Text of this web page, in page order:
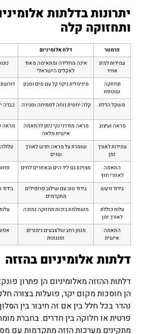
יתרונות בדלתות
ותחזוקה קלה
פרמטר דלת אלומיניום
עמידות למזג
אוויר
אינה מחלידה ומתאימה מאוד
לאקלים הישראלי
נוטה
תחזוקה
שוטפת
מינימלית ניקוי קל עם מים וסבון
דורשת
משקל הדלת
קלה יחסית נוחה לפתיחה וסגירה
כבדה יותר
מראה ועיצוב
מראה מודרני נקי ניתן להתאמה
אישית מלאה
מראה כבד
עמידות לאורך
שומרת על מראה חדש לאורך
שנים
עלולה
התאמה
לאזורי חוץ
מצוינת גם ליד הים ובאזורים לחים
פחות
בידוד ורעש
בידוד טוב עם שילוב פרופילים
מתקדמים
בידוד
עלות כוללת
לאורך זמן
משתלמת בזכות תחזוקה נמוכה
עלות
התאמה
אישית
מגוון רחב של צבעים גימורים
וסגנונות
דלתות אלומיניום בהזזה
דלתות ההזזה מאלומיניום הן פתרון
הן חוסכות מקום יקר, פועלות בצורה
נהדר בכל חלל בין אם זה חיבור בין הסלון
פרטית או חלוקה בין חדרים. בחברת
מתקינים מערכות הזזה מתקדמות עם